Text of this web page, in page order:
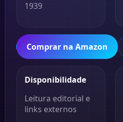
1939
Comprar na Amazon
Disponibilidade
Leitura editorial e
links externos